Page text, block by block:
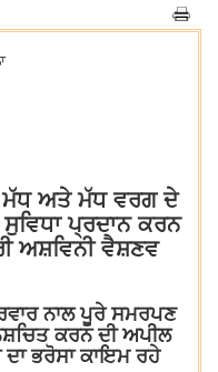
ਮੱਧ ਅਤੇ ਮੱਧ ਵਰਗ ਦੇ
ਪ੍ਰਦਾਨ ਕਰਨ
ਅਸ਼ਵਿਨੀ ਵੈਸ਼ਣਵ
ਨਾਲ ਪੂਰੇ ਸਮਰਪਣ
ਕਰਨ ਦੀ ਅਪੀਲ
ਦਾ ਭਰੋਸਾ ਕਾਇਮ ਰਹੇ